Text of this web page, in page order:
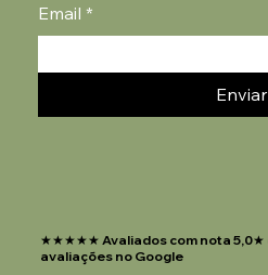
Email *
Enviar
★★★★★ Avaliados com nota 5,0★
avaliações no Google